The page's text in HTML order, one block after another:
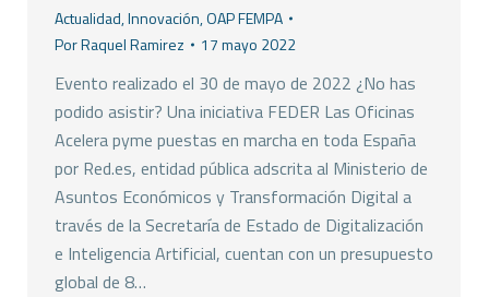
Actualidad,Innovación,OAP FEMPA
PorRaquel Ramirez 17 mayo 2022
Evento realizado el 30 de mayo de 2022 ¿No has
podido asistir? Una iniciativa FEDER Las Oficinas
Acelera pyme puestas en marcha en toda España
por Red.es, entidad pública adscrita al Ministerio de
Asuntos Económicos y Transformación Digital a
través de la Secretaría de Estado de Digitalización
e Inteligencia Artificial, cuentan con un presupuesto
global de 8…